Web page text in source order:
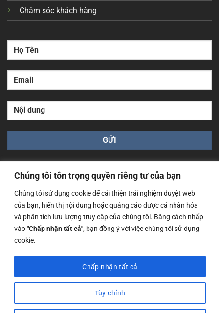
Chúng tôi tôn trọng quyền riêng tư của bạn
Chúng tôi sử dụng cookie để cải thiện trải nghiệm duyệt web
của bạn, hiển thị nội dung hoặc quảng cáo được cá nhân hóa
và phân tích lưu lượng truy cập của chúng tôi. Bằng cách nhấp
vào"Chấp nhận tất cả", bạn đồng ý với việc chúng tôi sử dụng
cookie.
Tùy chỉnh
Chấp nhận tất cả
Chăm sóc khách hàng
Công ty TNHH Nam Bình Xương - Số ĐKKD: 0108783483
cấp ngày 14/06/2019 bởi Sở Kế Hoạch và Đầu Tư Tp. Hà
Nội
Copyrights @2023 Nam Binh Xuong. All Rights Reserved